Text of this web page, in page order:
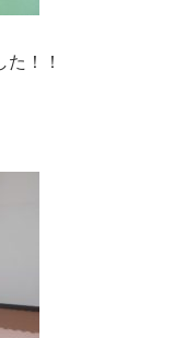
！！